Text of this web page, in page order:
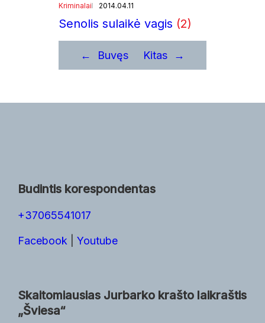
Kriminalai 2014.04.11
Senolis sulaikė vagis (2)
← Buvęs Kitas →
Budintis korespondentas
+37065541017
Facebook Youtube
Skaitomiausias Jurbarko krašto laikraštis
„Šviesa“